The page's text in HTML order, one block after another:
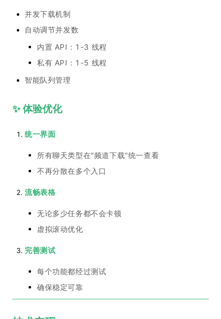
并发下载机制
自动调节并发数
内置 API：1-3 线程
私有 API：1-5 线程
智能队列管理
✨ 体验优化
统一界面
所有聊天类型在"频道下载"统一查看
不再分散在多个入口
流畅表格
无论多少任务都不会卡顿
虚拟滚动优化
完善测试
每个功能都经过测试
确保稳定可靠